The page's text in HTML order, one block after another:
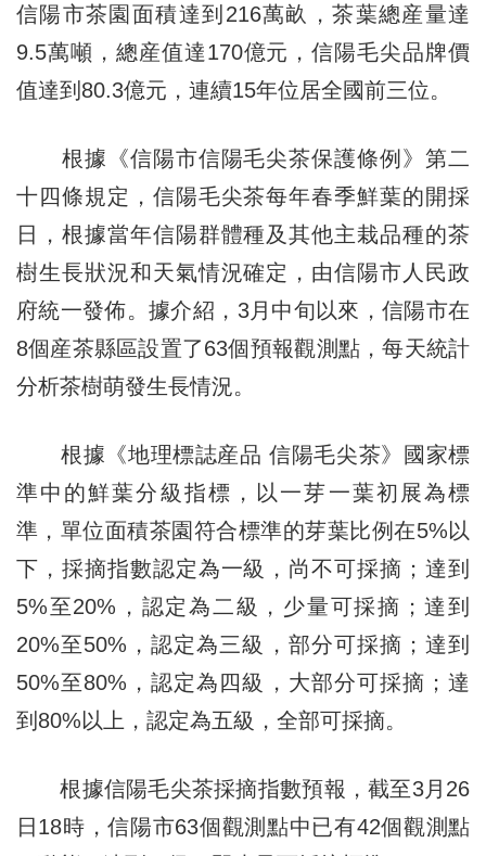
信陽市茶園面積達到216萬畝，茶葉總産量達
9.5萬噸，總産值達170億元，信陽毛尖品牌價
值達到80.3億元，連續15年位居全國前三位。
根據《信陽市信陽毛尖茶保護條例》第二
十四條規定，信陽毛尖茶每年春季鮮葉的開採
日，根據當年信陽群體種及其他主栽品種的茶
樹生長狀況和天氣情況確定，由信陽市人民政
府統一發佈。據介紹，3月中旬以來，信陽市在
8個産茶縣區設置了63個預報觀測點，每天統計
分析茶樹萌發生長情況。
根據《地理標誌産品 信陽毛尖茶》國家標
準中的鮮葉分級指標，以一芽一葉初展為標
準，單位面積茶園符合標準的芽葉比例在5%以
下，採摘指數認定為一級，尚不可採摘；達到
5%至20%，認定為二級，少量可採摘；達到
20%至50%，認定為三級，部分可採摘；達到
50%至80%，認定為四級，大部分可採摘；達
到80%以上，認定為五級，全部可採摘。
根據信陽毛尖茶採摘指數預報，截至3月26
日18時，信陽市63個觀測點中已有42個觀測點